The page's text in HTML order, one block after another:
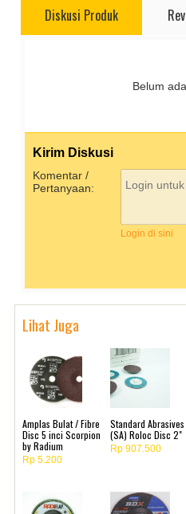
Diskusi Produk
Belum
Kirim Diskusi
Komentar /
Pertanyaan:
Login di sini
Lihat Juga
Amplas Bulat / Fibre
Disc 5 inci Scorpion
by Radium
Rp 5.200
Standard Abrasives
(SA) Roloc Disc 2"
Rp 907.500